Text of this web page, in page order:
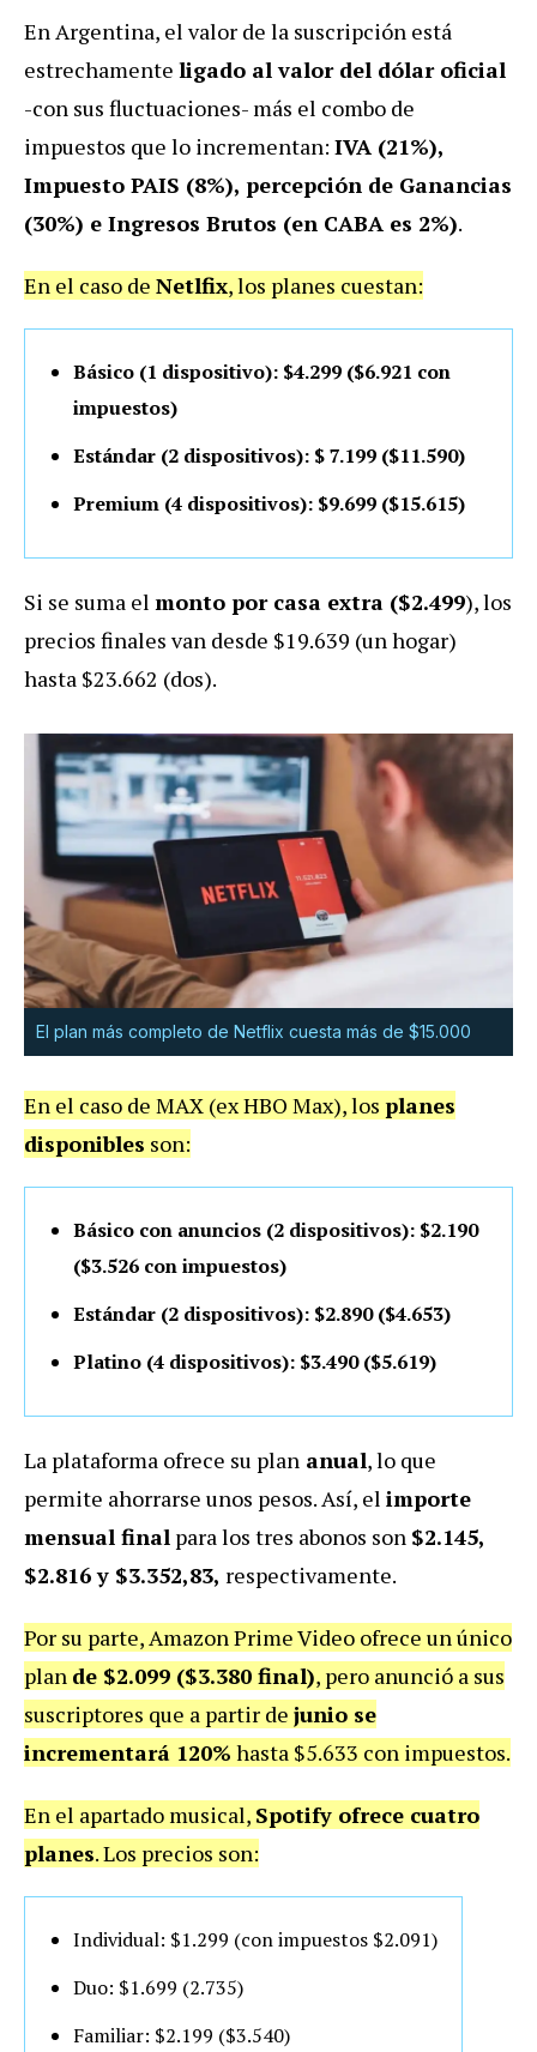
En Argentina, el valor de la suscripción está
estrechamente ligado al valor del dólar oficial
-con sus fluctuaciones- más el combo de
impuestos que lo incrementan: IVA (21%),
Impuesto PAIS (8%), percepción de Ganancias
(30%) e Ingresos Brutos (en CABA es 2%).
En el caso de Netlfix, los planes cuestan:
Básico (1 dispositivo): $4.299 ($6.921 con
impuestos)
Estándar (2 dispositivos): $ 7.199 ($11.590)
Premium (4 dispositivos): $9.699 ($15.615)
Si se suma el monto por casa extra ($2.499), los
precios finales van desde $19.639 (un hogar)
hasta $23.662 (dos).
El plan más completo de Netflix cuesta más de $15.000
En el caso de MAX (ex HBO Max), los planes
disponibles son:
Básico con anuncios (2 dispositivos): $2.190
($3.526 con impuestos)
Estándar (2 dispositivos): $2.890 ($4.653)
Platino (4 dispositivos): $3.490 ($5.619)
La plataforma ofrece su plan anual, lo que
permite ahorrarse unos pesos. Así, el importe
mensual final para los tres abonos son $2.145,
$2.816 y $3.352,83, respectivamente.
Por su parte, Amazon Prime Video ofrece un único
plan de $2.099 ($3.380 final), pero anunció a sus
suscriptores que a partir de junio se
incrementará 120% hasta $5.633 con impuestos.
En el apartado musical, Spotify ofrece cuatro
planes. Los precios son:
Individual: $1.299 (con impuestos $2.091)
Duo: $1.699 (2.735)
Familiar: $2.199 ($3.540)